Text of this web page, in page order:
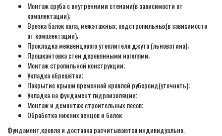
Монтаж сруба с внутренними стенами(в зависимости от
комплектации);
Врезка балок пола, межэтажных, подстропильных(в зависимости
от комплектации);
Прокладка межвенцового утеплителя джута (льноватина);
Прошкантовка стен деревянными нагелями;
Монтаж стропильной конструкции;
Укладка обрешётки;
Покрытие крыши временной кровлей рубероид(уточнять);
Укладка на фундамент гидроизоляции;
Монтаж и демонтаж строительных лесов;
Обработка нижних венцов и балок.
Фундамент,кровля и доставка расчитываются индивидуально.